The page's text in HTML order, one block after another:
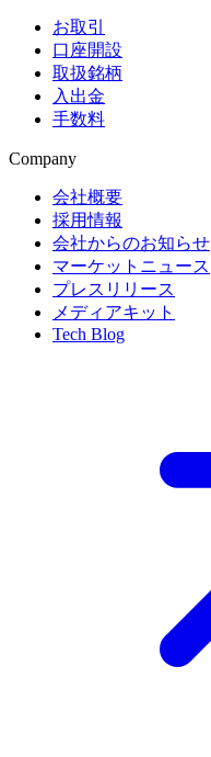
お取引
口座開設
取扱銘柄
入出金
手数料
Company
会社概要
採用情報
会社からのお知らせ
マーケットニュース
プレスリリース
メディアキット
Tech Blog